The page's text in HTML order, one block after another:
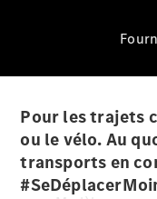
Fournisseur /
Protection des
données
Pour les trajets
ou le vélo. Au
transports en